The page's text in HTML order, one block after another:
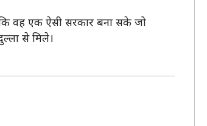
वह एक ऐसी सरकार बना सके जो
से मिले।